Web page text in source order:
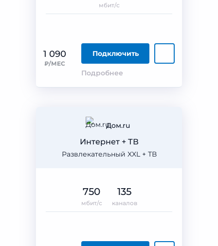
1 090
₽/МЕС
Подключить
Подробнее
мбит/с
Дом.ru
Развлекательный XXL + ТВ
Интернет + ТВ
750
мбит/с
135
каналов